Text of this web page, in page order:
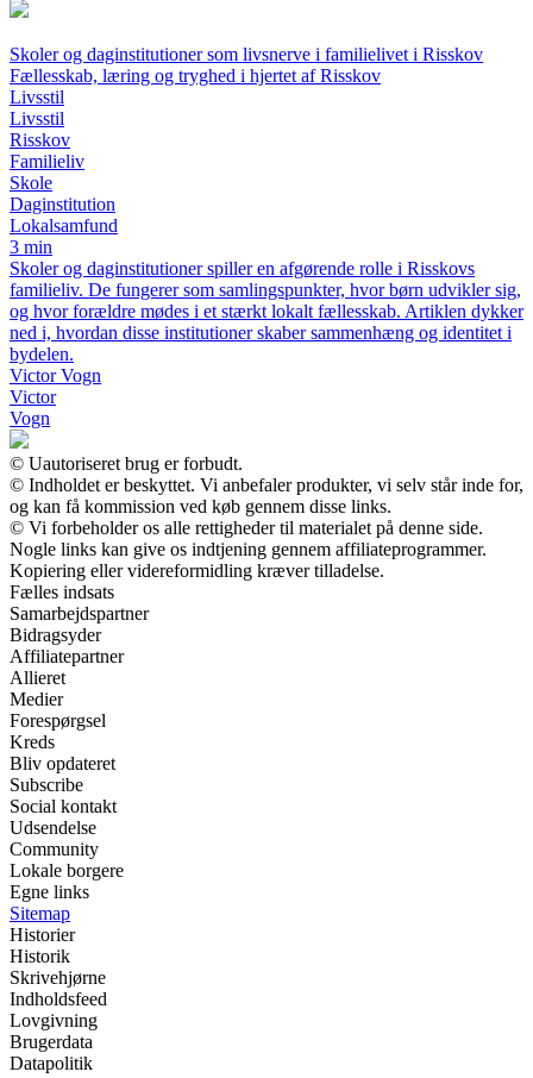
Skoler og daginstitutioner som livsnerve i familielivet i Risskov
Fællesskab, læring og tryghed i hjertet af Risskov
Livsstil
Livsstil
Risskov
Familieliv
Skole
Daginstitution
Lokalsamfund
3 min
Skoler og daginstitutioner spiller en afgørende rolle i Risskovs
familieliv. De fungerer som samlingspunkter, hvor børn udvikler sig,
og hvor forældre mødes i et stærkt lokalt fællesskab. Artiklen dykker
ned i, hvordan disse institutioner skaber sammenhæng og identitet i
bydelen.
Victor Vogn
Victor
Vogn
© Uautoriseret brug er forbudt.
© Indholdet er beskyttet. Vi anbefaler produkter, vi selv står inde for,
og kan få kommission ved køb gennem disse links.
© Vi forbeholder os alle rettigheder til materialet på denne side.
Nogle links kan give os indtjening gennem affiliateprogrammer.
Kopiering eller videreformidling kræver tilladelse.
Fælles indsats
Samarbejdspartner
Bidragsyder
Affiliatepartner
Allieret
Medier
Forespørgsel
Kreds
Bliv opdateret
Subscribe
Social kontakt
Udsendelse
Community
Lokale borgere
Egne links
Sitemap
Historier
Historik
Skrivehjørne
Indholdsfeed
Lovgivning
Brugerdata
Datapolitik